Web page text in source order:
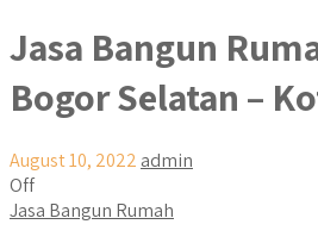
Jasa Bangun
Bogor Selatan –
August 10, 2022 admin
Off
Jasa Bangun Rumah